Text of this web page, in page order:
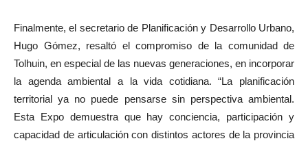
Finalmente, el secretario de Planificación y Desarrollo Urbano,
Hugo Gómez, resaltó el compromiso de la comunidad de
Tolhuin, en especial de las nuevas generaciones, en incorporar
la agenda ambiental a la vida cotidiana. “La planificación
territorial ya no puede pensarse sin perspectiva ambiental.
Esta Expo demuestra que hay conciencia, participación y
capacidad de articulación con distintos actores de la provincia